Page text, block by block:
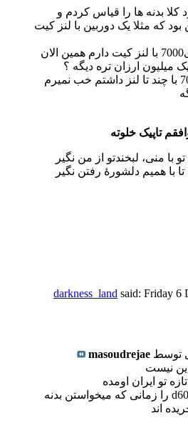
کلا بدنه ها را قیاس کردم و
که مثلا یک دوربین با لنز کیت
مثلا من الان دی7000 با لنز کیت دارم همین الان
میلیون ارزان تره دیگه ؟
ولی اگه دی7000 با چند تا لنز داشتم خب نمیرم
تاپیک خلوته
با منی، لبخندتو از من نگیر
با همیم دلشورۀ رفتن نگیر
darkness_land said: Friday 6
توسط masoudrejae
نیست
تو ایران اومده
دوما خیلی ها d600 را زمانی که میخواستن بدنه
اند